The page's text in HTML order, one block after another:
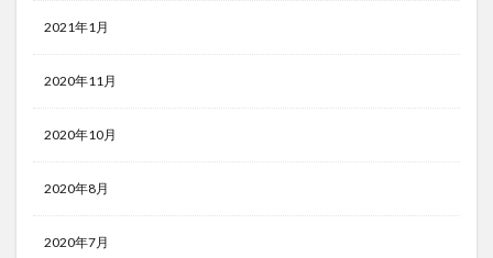
2021年1月
2020年11月
2020年10月
2020年8月
2020年7月